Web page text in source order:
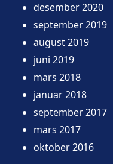
desember 2020
september 2019
august 2019
juni 2019
mars 2018
januar 2018
september 2017
mars 2017
oktober 2016